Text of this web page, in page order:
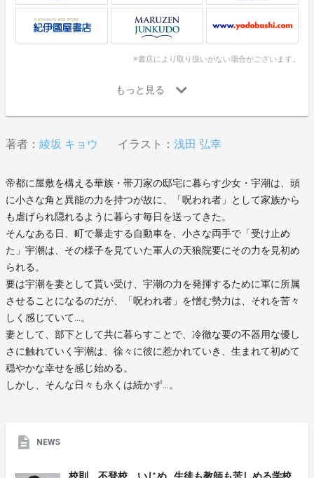
※書店により取り扱いがない場合がございます。
著者： 綾坂 キョウ イラスト： 浅田 弘幸
帝都に屋敷を構える華族・帯刀家の邸宅に暮らす少女・宇潮は、頭
に小さな角と異能の力を持つが故に、「呪われ者」として家族から
も虐げられ隠れるように暮らす毎日を送ってきた。
そんなある日、町で暴走する自動車を、小さな両手で「受け止め
た」宇潮は、その様子を見ていた軍人の天狼院要にその力を見初め
られる。
要は宇潮を妻として貰い受け、宇潮の力を発揮するために軍に所属
させることになるのだが、「呪われ者」を憎む勢力は、それを苦々
しく感じていて…。
妻として、部下として共に暮らすことで、冷徹な要の不器用な優し
さに触れていく宇潮は、徐々に彼に惹かれていき、生まれて初めて
穏やかな幸せを感じ始める。
しかし、そんな日々も永くは続かず…。
NEWS
校則、不登校、いじめ…生徒も教師も苦しめる学校